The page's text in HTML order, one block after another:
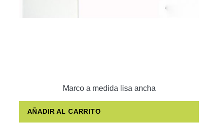
Marco a medida lisa ancha
AÑADIR AL CARRITO